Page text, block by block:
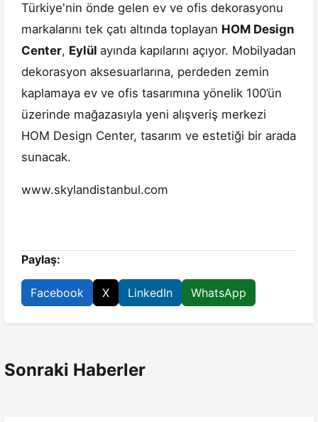
Türkiye'nin önde gelen ev ve ofis dekorasyonu
markalarını tek çatı altında toplayan HOM Design
Center, Eylül ayında kapılarını açıyor. Mobilyadan
dekorasyon aksesuarlarına, perdeden zemin
kaplamaya ev ve ofis tasarımına yönelik 100’ün
üzerinde mağazasıyla yeni alışveriş merkezi
HOM Design Center, tasarım ve estetiği bir arada
sunacak.
www.skylandistanbul.com
Paylaş:
Facebook X LinkedIn WhatsApp
Sonraki Haberler